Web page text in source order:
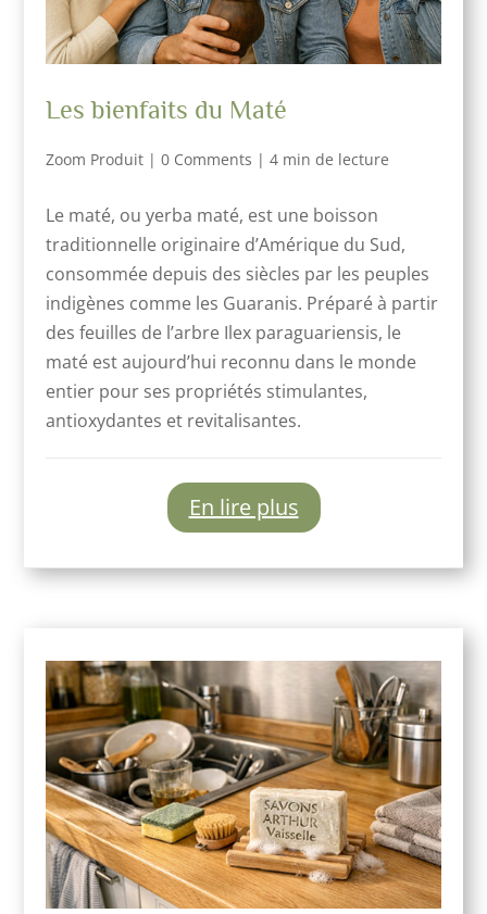
Les bienfaits du Maté
Zoom Produit |0 Comments |4 min de lecture
Le maté, ou yerba maté, est une boisson
traditionnelle originaire d’Amérique du Sud,
consommée depuis des siècles par les peuples
indigènes comme les Guaranis. Préparé à partir
des feuilles de l’arbre Ilex paraguariensis, le
maté est aujourd’hui reconnu dans le monde
entier pour ses propriétés stimulantes,
antioxydantes et revitalisantes.
En lire plus